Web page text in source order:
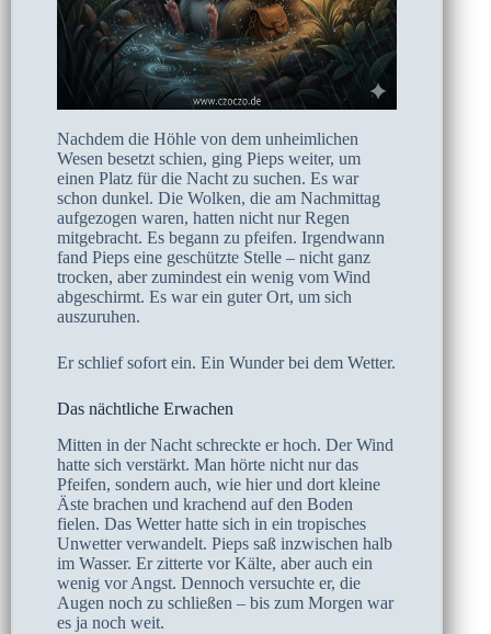
Nachdem die Höhle von dem unheimlichen
Wesen besetzt schien, ging Pieps weiter, um
einen Platz für die Nacht zu suchen. Es war
schon dunkel. Die Wolken, die am Nachmittag
aufgezogen waren, hatten nicht nur Regen
mitgebracht. Es begann zu pfeifen. Irgendwann
fand Pieps eine geschützte Stelle – nicht ganz
trocken, aber zumindest ein wenig vom Wind
abgeschirmt. Es war ein guter Ort, um sich
auszuruhen.
Er schlief sofort ein. Ein Wunder bei dem Wetter.
Das nächtliche Erwachen
Mitten in der Nacht schreckte er hoch. Der Wind
hatte sich verstärkt. Man hörte nicht nur das
Pfeifen, sondern auch, wie hier und dort kleine
Äste brachen und krachend auf den Boden
fielen. Das Wetter hatte sich in ein tropisches
Unwetter verwandelt. Pieps saß inzwischen halb
im Wasser. Er zitterte vor Kälte, aber auch ein
wenig vor Angst. Dennoch versuchte er, die
Augen noch zu schließen – bis zum Morgen war
es ja noch weit.